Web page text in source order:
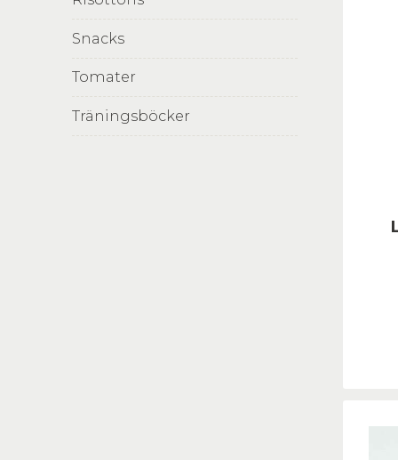
Snacks
Tomater
Träningsböcker